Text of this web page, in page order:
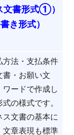
文書形式①）
き形式）
方法・支払条件
・お願い文
ードで作成し
の様式です。
文書の基本に
文章表現も標準